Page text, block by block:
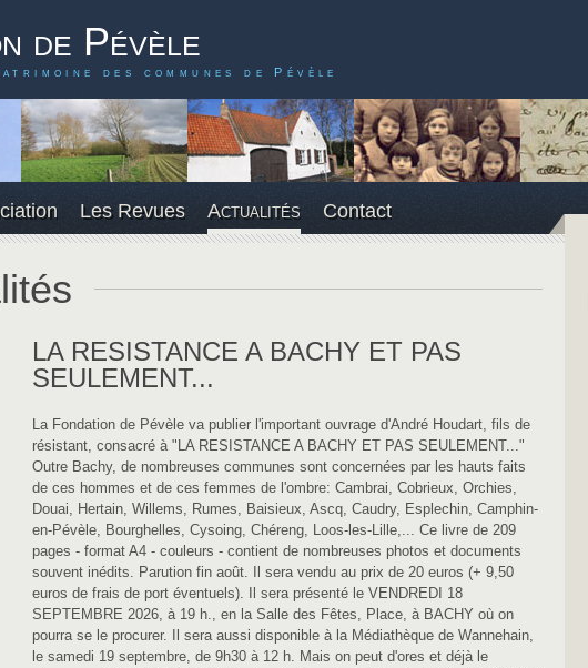
de Pévèle
des communes de Pévèle
Les Revues Actualités Contact
LA RESISTANCE A BACHY ET PAS
SEULEMENT...
La Fondation de Pévèle va publier l'important ouvrage d'André Houdart, fils de
résistant, consacré à "LA RESISTANCE A BACHY ET PAS SEULEMENT..."
Outre Bachy, de nombreuses communes sont concernées par les hauts faits
de ces hommes et de ces femmes de l'ombre: Cambrai, Cobrieux, Orchies,
Douai, Hertain, Willems, Rumes, Baisieux, Ascq, Caudry, Esplechin, Camphin-
en-Pévèle, Bourghelles, Cysoing, Chéreng, Loos-les-Lille,... Ce livre de 209
pages - format A4 - couleurs - contient de nombreuses photos et documents
souvent inédits. Parution fin août. Il sera vendu au prix de 20 euros (+ 9,50
euros de frais de port éventuels). Il sera présenté le VENDREDI 18
SEPTEMBRE 2026, à 19 h., en la Salle des Fêtes, Place, à BACHY où on
pourra se le procurer. Il sera aussi disponible à la Médiathèque de Wannehain,
le samedi 19 septembre, de 9h30 à 12 h. Mais on peut d'ores et déjà le